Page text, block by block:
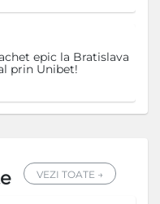
epic la Bratislava
prin Unibet!
VEZI TOATE →